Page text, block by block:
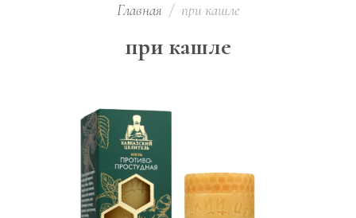
Главная / при кашле
при кашле